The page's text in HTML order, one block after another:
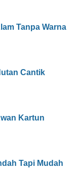
Tanpa Warna
Cantik
Kartun
Tapi Mudah